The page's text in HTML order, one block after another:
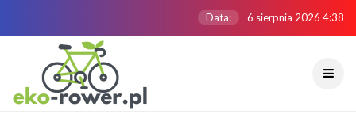
Data: 6 sierpnia 2026 4:38